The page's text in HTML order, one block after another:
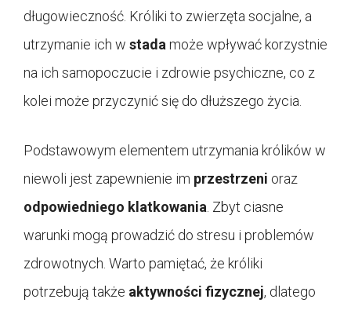
długowieczność. Króliki to zwierzęta socjalne, a
utrzymanie ich w stada może wpływać korzystnie
na ich samopoczucie i zdrowie psychiczne, co z
kolei może przyczynić się do dłuższego życia.
Podstawowym elementem utrzymania królików w
niewoli jest zapewnienie im przestrzeni oraz
odpowiedniego klatkowania . Zbyt ciasne
warunki mogą prowadzić do stresu i problemów
zdrowotnych. Warto pamiętać, że króliki
potrzebują także aktywności fizycznej, dlatego